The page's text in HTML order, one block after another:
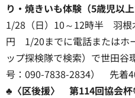
り・焼きいも体験（5歳児以上
1/28（日）10～12時半 羽
円 1/20までに電話またはホ
ップ探検隊で検索）で世田
号：090-7838-2834） 先着
♣〈区後援〉 第114回協会杯